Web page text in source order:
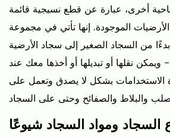
ومواد
السجاد
شيوعًا
4
كيفية
اختيار
حجم
السجادة
أخرى، عبارة عن قطع نسيجية قائمة
الموجودة. إنها تأتي في مجموعة
من السجاد الصغير إلى سجاد الأرضية
ويمكن نقلها أو تبديلها أو أخذها معك عند
الاستخدامات بشكل لا يصدق وتعمل على
السجاد ومواد السجاد شيوعًا